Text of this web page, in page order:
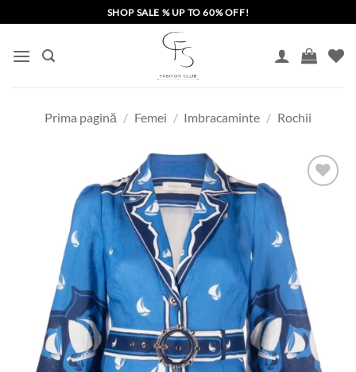
to
content
SHOP SALE % UP TO 60% OFF!
Prima pagină / Femei / Imbracaminte / Rochii